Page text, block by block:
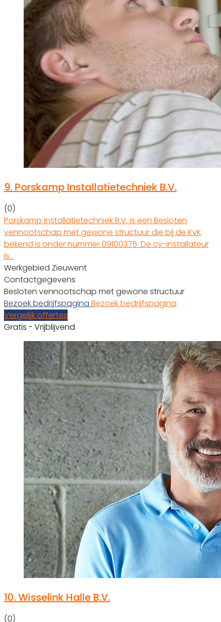
9. Porskamp Installatietechniek B.V.
(0)
Porskamp Installatietechniek B.V. is een Besloten
vennootschap met gewone structuur die bij de KvK
bekend is onder nummer 09100375. De cv-installateur
is…
Werkgebied Zieuwent
Contactgegevens
Besloten vennootschap met gewone structuur
Bezoek bedrijfspagina Bezoek bedrijfspagina
Vergelijk offertes
Gratis - Vrijblijvend
10.Wisselink Halle B.V.
(0)